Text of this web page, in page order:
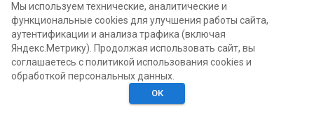
Хотелки
Мы используем технические, аналитические и
функциональные cookies для улучшения работы сайта,
аутентификации и анализа трафика (включая
Яндекс.Метрику). Продолжая использовать сайт, вы
соглашаетесь с политикой использования cookies и
обработкой персональных данных.
ОК